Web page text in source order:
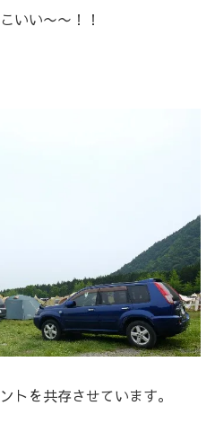
いい〜〜！！
トを共存させています。